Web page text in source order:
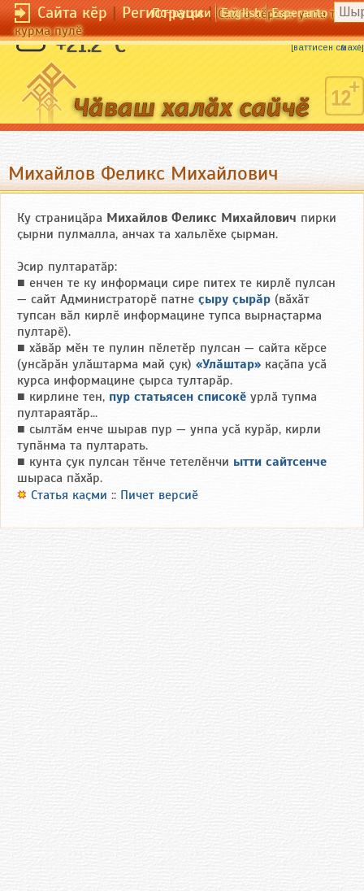
Сайта кӗр|Регистраци|Сайта кӗрсен унпа
курма пулӗ
По-русски English Esperanto
+21.2 °C Ӗҫчен ҫыннӑн ыйхи кӗске.
[ваттисен сӑмахӗ]
Михайлов Феликс Михайлович
Ку страницӑра Михайлов Феликс Михайлович пирки
ҫырни пулмалла, анчах та хальлӗхе ҫырман.
Эсир пултаратӑр:
■ енчен те ку информаци сире питех те кирлӗ пулсан
— сайт Администраторӗ патне ҫыру ҫырӑр (вӑхӑт
тупсан вӑл кирлӗ информацине тупса вырнаҫтарма
пултарӗ).
■ хӑвӑр мӗн те пулин пӗлетӗр пулсан — сайта кӗрсе
(унсӑрӑн улӑштарма май ҫук) «Улӑштар» каҫӑпа усӑ
курса информацине ҫырса тултарӑр.
■ кирлине тен, пур статьясен списокӗ урлӑ тупма
пултараятӑр...
■ сылтӑм енче шырав пур — унпа усӑ курӑр, кирли
тупӑнма та пултарать.
■ кунта ҫук пулсан тӗнче тетелӗнчи ытти сайтсенче
шыраса пӑхӑр.
Статья каҫми :: Пичет версиӗ